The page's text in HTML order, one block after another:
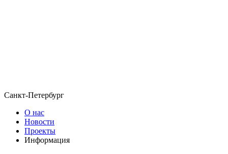
Санкт-Петербург
О нас
Новости
Проекты
Информация